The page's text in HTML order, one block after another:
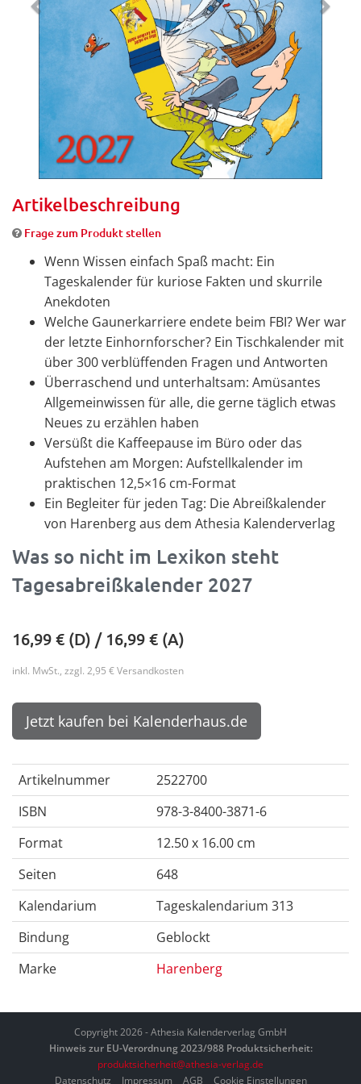
Artikelbeschreibung
Frage zum Produkt stellen
Wenn Wissen einfach Spaß macht: Ein
Tageskalender für kuriose Fakten und skurrile
Anekdoten
Welche Gaunerkarriere endete beim FBI? Wer war
der letzte Einhornforscher? Ein Tischkalender mit
über 300 verblüffenden Fragen und Antworten
Überraschend und unterhaltsam: Amüsantes
Allgemeinwissen für alle, die gerne täglich etwas
Neues zu erzählen haben
Versüßt die Kaffeepause im Büro oder das
Aufstehen am Morgen: Aufstellkalender im
praktischen 12,5×16 cm-Format
Ein Begleiter für jeden Tag: Die Abreißkalender
von Harenberg aus dem Athesia Kalenderverlag
Was so nicht im Lexikon steht
Tagesabreißkalender 2027
16,99€ (D) / 16,99€ (A)
inkl. MwSt., zzgl. 2,95 € Versandkosten
Jetzt kaufen bei Kalenderhaus.de
Artikelnummer
2522700
ISBN
978-3-8400-3871-6
Format
12.50 x 16.00 cm
Seiten
648
Kalendarium
Tageskalendarium 313
Bindung
Geblockt
Marke
Harenberg
Copyright 2026 - Athesia Kalenderverlag GmbH
Hinweis zur EU-Verordnung 2023/988 Produktsicherheit:
produktsicherheit@athesia-verlag.de
Datenschutz
Impressum AGB Cookie Einstellungen